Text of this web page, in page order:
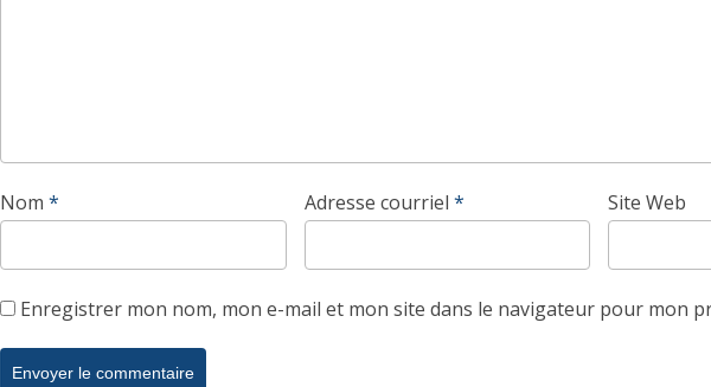
Nom * Adresse courriel * Site Web
Enregistrer mon nom, mon e-mail et mon site dans le navigateur pour mon